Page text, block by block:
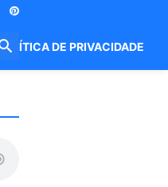
DE PRIVACIDADE